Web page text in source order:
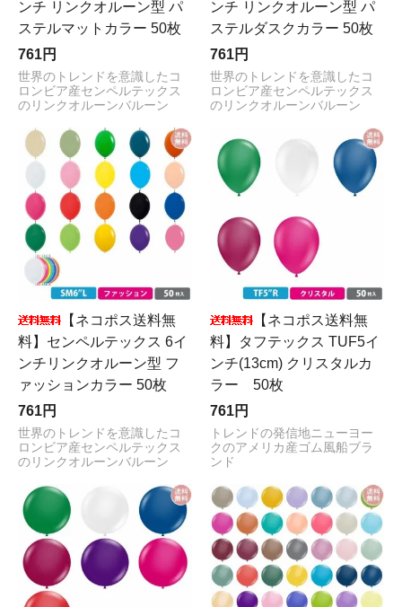
ンチ リンクオルーン型 パ
ステルマットカラー 50枚
761円
世界のトレンドを意識したコ
ロンビア産センペルテックス
のリンクオルーンバルーン
ンチ リンクオルーン型 パ
ステルダスクカラー 50枚
761円
世界のトレンドを意識したコ
ロンビア産センペルテックス
のリンクオルーンバルーン
【ネコポス送料無
料】センペルテックス 6イ
ンチリンクオルーン型 フ
ァッションカラー 50枚
761円
世界のトレンドを意識したコ
ロンビア産センペルテックス
のリンクオルーンバルーン
【ネコポス送料無
料】タフテックス TUF5イ
ンチ(13cm) クリスタルカ
ラー 50枚
761円
トレンドの発信地ニューヨー
クのアメリカ産ゴム風船ブラ
ンド